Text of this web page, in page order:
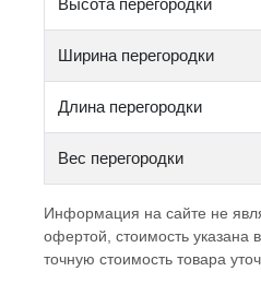
Высота перегородки
Ширина перегородки
Длина перегородки
Вес перегородки
Информация на сайте не
офертой, стоимость указана
точную стоимость товара